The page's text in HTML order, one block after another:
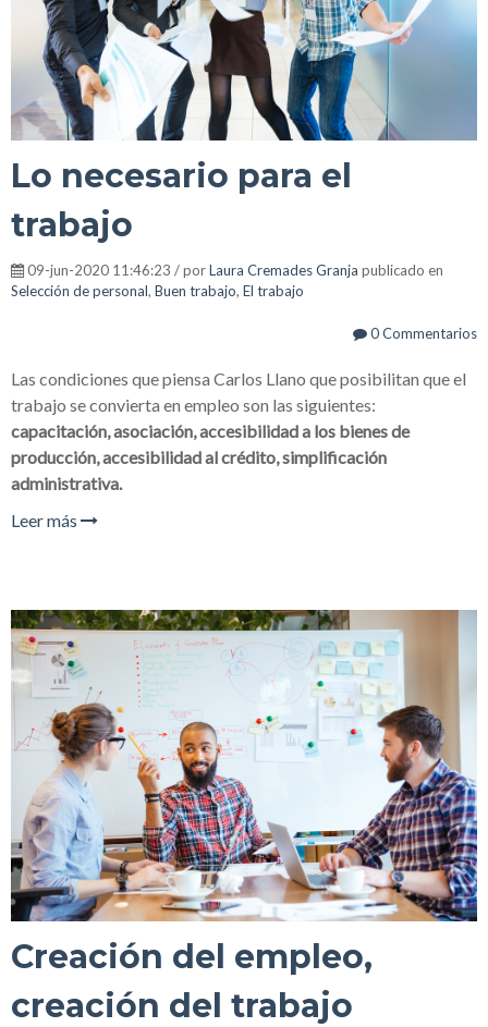
Lo necesario para el
trabajo
09-jun-2020 11:46:23 / porLaura Cremades Granja publicado en
Selección de personal, Buen trabajo, El trabajo
0 Commentarios
Las condiciones que piensa Carlos Llano que posibilitan que el
trabajo se convierta en empleo son las siguientes:
capacitación, asociación, accesibilidad a los bienes de
producción, accesibilidad al crédito, simplificación
administrativa.
Leer más
Creación del empleo,
creación del trabajo